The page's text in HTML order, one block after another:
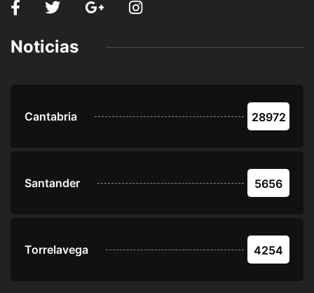
Noticias
Cantabria 28972
Santander 5656
Torrelavega 4254